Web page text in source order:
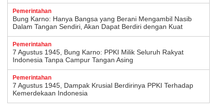
Pemerintahan
Bung Karno: Hanya Bangsa yang Berani Mengambil Nasib
Dalam Tangan Sendiri, Akan Dapat Berdiri dengan Kuat
Pemerintahan
7 Agustus 1945, Bung Karno: PPKI Milik Seluruh Rakyat
Indonesia Tanpa Campur Tangan Asing
Pemerintahan
7 Agustus 1945, Dampak Krusial Berdirinya PPKI Terhadap
Kemerdekaan Indonesia